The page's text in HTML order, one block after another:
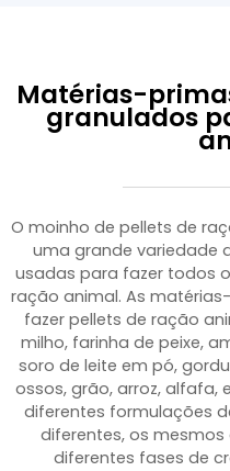
Matérias-
granulados
O moinho de pellets de
uma grande variedade
usadas para fazer todos
ração animal. As
fazer pellets de ração
milho, farinha de peixe,
soro de leite em pó,
ossos, grão, arroz, alfafa,
diferentes formulações
diferentes, os
diferentes fases de